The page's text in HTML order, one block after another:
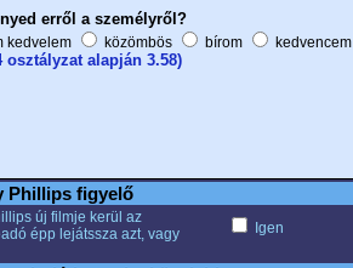
erről a személyről?
kedvelem közömbös bírom kedvencem
osztályzat alapján 3.58)
Phillips figyelő
új filmje kerül az
épp lejátssza azt, vagy
Igen